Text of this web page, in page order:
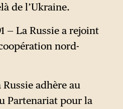
de l’Ukraine.
— La Russie a rejoint
nord-
Russie adhère au
Partenariat pour la